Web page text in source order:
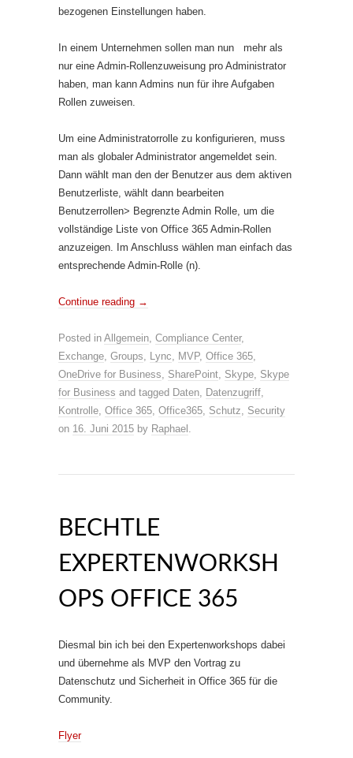
bezogenen Einstellungen haben.
In einem Unternehmen sollen man nun mehr als
nur eine Admin-Rollenzuweisung pro Administrator
haben, man kann Admins nun für ihre Aufgaben
Rollen zuweisen.
Um eine Administratorrolle zu konfigurieren, muss
man als globaler Administrator angemeldet sein.
Dann wählt man den der Benutzer aus dem aktiven
Benutzerliste, wählt dann bearbeiten
Benutzerrollen> Begrenzte Admin Rolle, um die
vollständige Liste von Office 365 Admin-Rollen
anzuzeigen. Im Anschluss wählen man einfach das
entsprechende Admin-Rolle (n).
Continue reading →
Posted in Allgemein, Compliance Center,
Exchange, Groups, Lync, MVP, Office 365,
OneDrive for Business, SharePoint, Skype, Skype
for Business and tagged Daten, Datenzugriff,
Kontrolle, Office 365, Office365, Schutz, Security
on 16. Juni 2015 by Raphael .
BECHTLE
EXPERTENWORKSH
OPS OFFICE 365
Diesmal bin ich bei den Expertenworkshops dabei
und übernehme als MVP den Vortrag zu
Datenschutz und Sicherheit in Office 365 für die
Community.
Flyer